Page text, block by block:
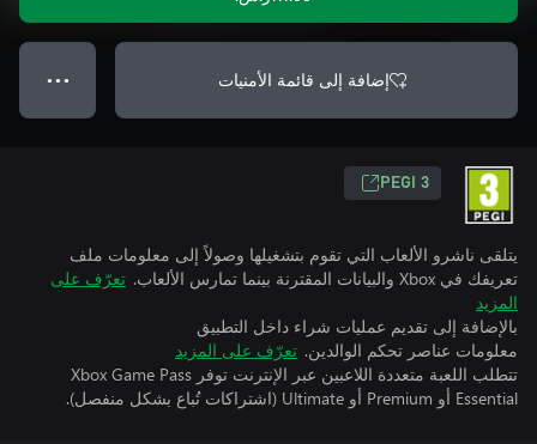
إضافة إلى قائمة الأمنيات ● ● ●
PEGI 3
يتلقى ناشرو الألعاب التي تقوم بتشغيلها وصولاً إلى معلومات ملف
تعريفك في Xbox والبيانات المقترنة بينما تمارس الألعاب.
تعرّف على
المزيد
بالإضافة إلى تقديم عمليات شراء داخل التطبيق
معلومات عناصر تحكم الوالدين. تعرّف على المزيد
تتطلب اللعبة متعددة اللاعبين عبر الإنترنت توفر Xbox Game Pass
Essential أو Premium أو Ultimate (اشتراكات تُباع بشكل منفصل).